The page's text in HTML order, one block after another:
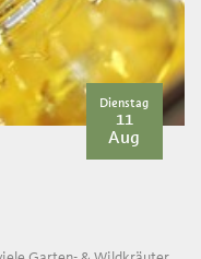
Dienstag
11
Aug